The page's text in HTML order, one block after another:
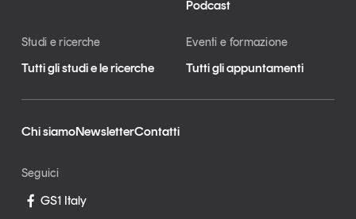
Podcast
Studi e ricerche
Tutti gli studi e le ricerche
Eventi e formazione
Tutti gli appuntamenti
Chi siamoNewsletterContatti
Seguici
GS1 Italy